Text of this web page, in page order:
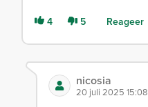
4 5 Reageer
nicosia
20 juli 2025 15:08